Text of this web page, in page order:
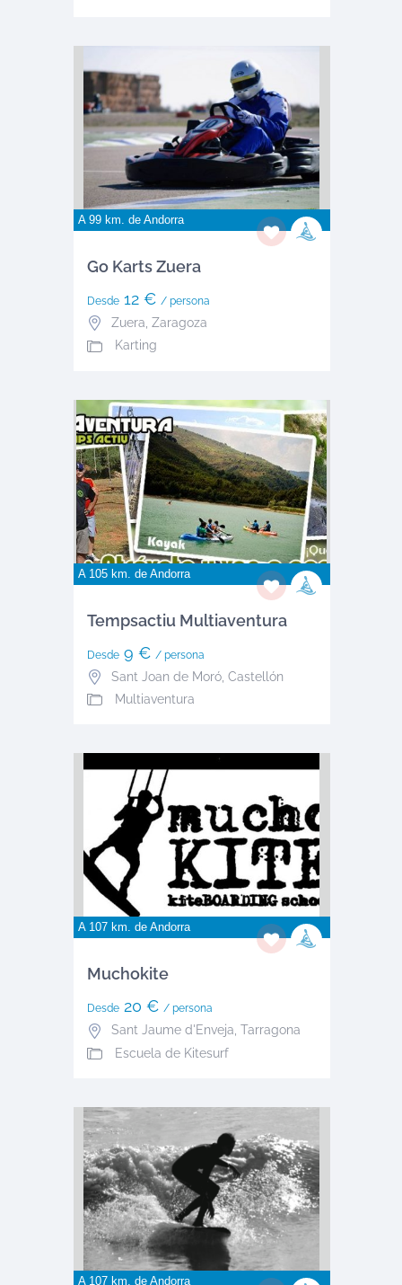
A 99 km. de Andorra
Go Karts Zuera
Desde12 € / persona
Zuera Zaragoza
Karting
A 105 km. de Andorra
Tempsactiu Multiaventura
Desde9 € / persona
Sant Joan de Moró, Castellón
Multiaventura
A 107 km. de Andorra
Muchokite
Desde20 € / persona
Sant Jaume d'Enveja, Tarragona
Escuela de Kitesurf
A 107 km. de Andorra